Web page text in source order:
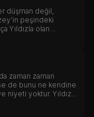
düşman değil,
peşindeki
Yıldızla olan
zaman zaman
de bunu ne kendine
niyeti yoktur. Yıldız